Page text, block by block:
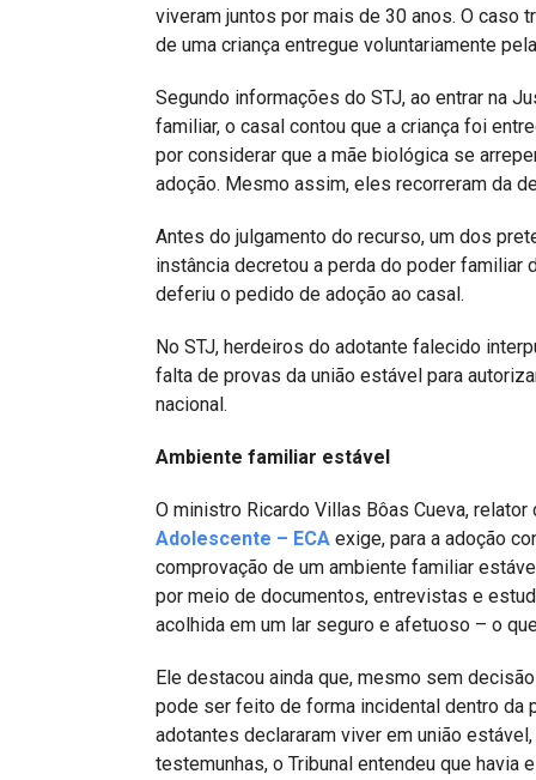
viveram juntos por mais de 30 anos. O caso
de uma criança entregue voluntariamente
Segundo informações do STJ, ao entrar na
familiar, o casal contou que a criança foi
por considerar que a mãe biológica se
adoção. Mesmo assim, eles recorreram da
Antes do julgamento do recurso, um dos
instância decretou a perda do poder familiar
deferiu o pedido de adoção ao casal.
No STJ, herdeiros do adotante falecido
falta de provas da união estável para
nacional.
Ambiente familiar estável
O ministro Ricardo Villas Bôas Cueva,
Adolescente – ECA exige, para a adoção
comprovação de um ambiente familiar
por meio de documentos, entrevistas e
acolhida em um lar seguro e afetuoso – o
Ele destacou ainda que, mesmo sem
pode ser feito de forma incidental dentro da
adotantes declararam viver em união
testemunhas, o Tribunal entendeu que